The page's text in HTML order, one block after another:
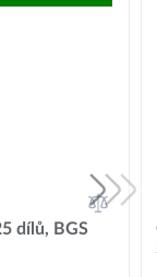
dílů, BGS